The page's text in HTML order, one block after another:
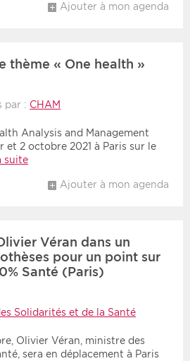
Ajouter à mon agenda
thème « One health »
par : CHAM
Analysis and Management
et 2 octobre 2021 à Paris sur le
suite
Ajouter à mon agenda
Véran dans un
pour un point sur
Santé (Paris)
Solidarités et de la Santé
Olivier Véran, ministre des
sera en déplacement à Paris